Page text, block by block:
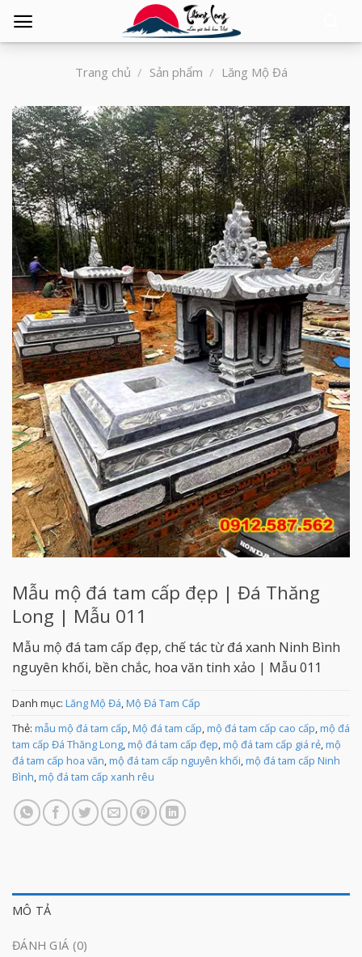
Trang chủ / Sản phẩm / Lăng Mộ Đá
Mẫu mộ đá tam cấp đẹp | Đá Thăng
Long | Mẫu 011
Mẫu mộ đá tam cấp đẹp, chế tác từ đá xanh Ninh Bình
nguyên khối, bền chắc, hoa văn tinh xảo | Mẫu 011
Danh mục: Lăng Mộ Đá,Mộ Đá Tam Cấp
Thẻ: mẫu mộ đá tam cấp,Mộ đá tam cấp,mộ đá tam cấp cao cấp,mộ đá
tam cấp Đá Thăng Long,mộ đá tam cấp đẹp,mộ đá tam cấp giá rẻ,mộ
đá tam cấp hoa văn,mộ đá tam cấp nguyên khối,mộ đá tam cấp Ninh
Bình,mộ đá tam cấp xanh rêu
MÔ TẢ
ĐÁNH GIÁ (0)